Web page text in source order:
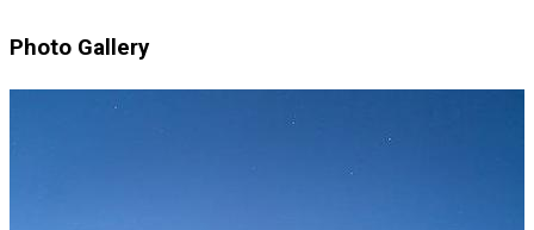
Photo Gallery